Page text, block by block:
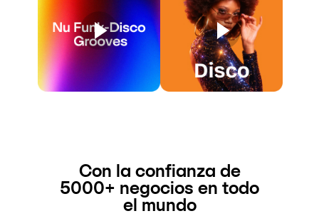
Con la confianza de
5000+ negocios en todo
el mundo